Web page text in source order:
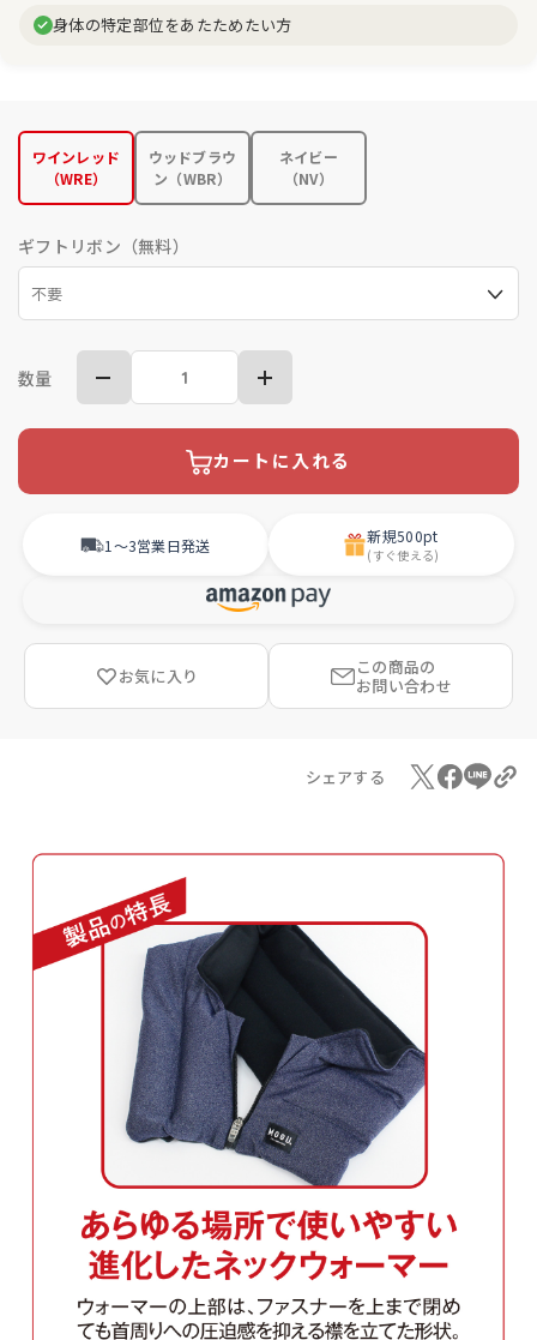
身体の特定部位をあたためたい方
ワインレッド
（WRE）
ウッドブラウ
ン（WBR）
ネイビー
（NV）
ギフトリボン（無料）
数量
カートに入れる
1〜3営業日発送 新規500pt
(すぐ使える)
お気に入り
この商品の
お問い合わせ
シェアする